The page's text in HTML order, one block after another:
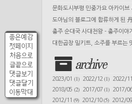
좋은예감
첫페이지
처음으로
글끝으로
댓글보기
댓글달기
이동막대
문화도시부평 민중가요 아카이
도아님의 블로그에 합류하게 된
충주 순대국 사대천왕 - 충주이야
대한곱창 밀키트, 소주를 부르는
archive
2023/01 (1) 2022/12(1) 2022/
2018/05 (2) 2017/07(1) 2017/
2012/11(9) 2012/10(5) 2012/